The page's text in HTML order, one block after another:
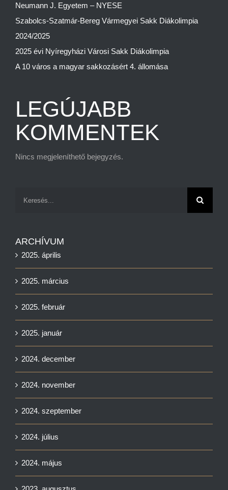
Neumann J. Egyetem – NYESE
Szabolcs-Szatmár-Bereg Vármegyei Sakk Diákolimpia
2024/2025
2025 évi Nyíregyházi Városi Sakk Diákolimpia
A 10 város a magyar sakkozásért 4. állomása
LEGÚJABB
KOMMENTEK
Nincs megjeleníthető bejegyzés.
ARCHÍVUM
2025. április
2025. március
2025. február
2025. január
2024. december
2024. november
2024. szeptember
2024. július
2024. május